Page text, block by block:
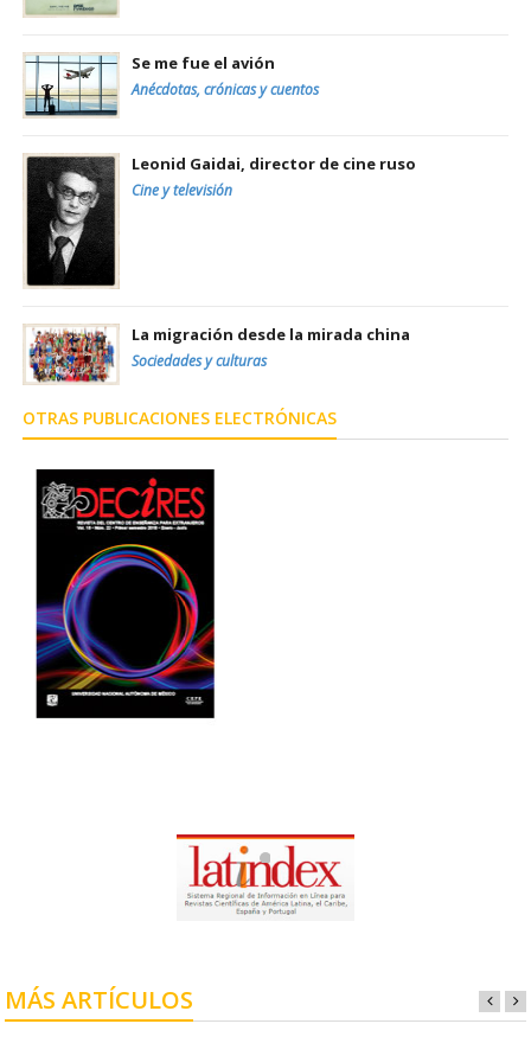
Se me fue el avión
Anécdotas, crónicas y cuentos
Leonid Gaidai, director de cine ruso
Cine y televisión
La migración desde la mirada china
Sociedades y culturas
OTRAS PUBLICACIONES ELECTRÓNICAS
MÁS ARTÍCULOS